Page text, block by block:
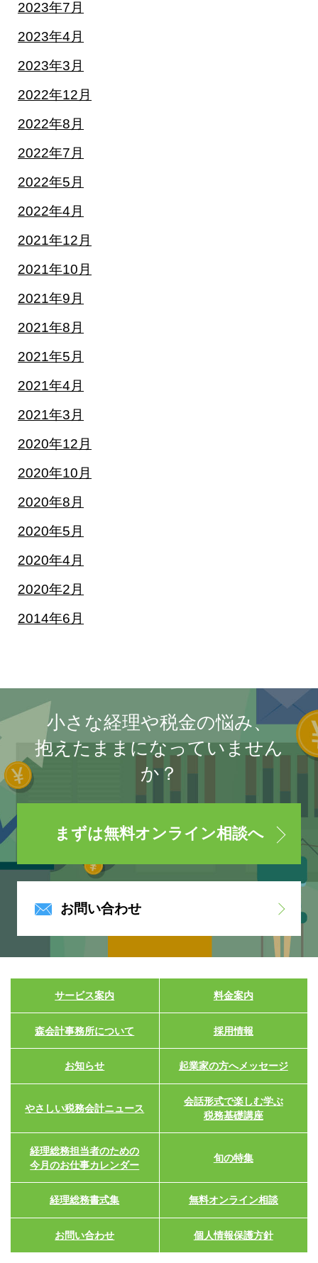
2023年7月
2023年4月
2023年3月
2022年12月
2022年8月
2022年7月
2022年5月
2022年4月
2021年12月
2021年10月
2021年9月
2021年8月
2021年5月
2021年4月
2021年3月
2020年12月
2020年10月
2020年8月
2020年5月
2020年4月
2020年2月
2014年6月
小さな経理や税金の悩み、
抱えたままになっていません
か？
まずは無料オンライン相談へ
お問い合わせ
サービス案内 料金案内
森会計事務所について 採用情報
お知らせ 起業家の方へメッセージ
やさしい税務会計ニュース
会話形式で楽しむ学ぶ
税務基礎講座
経理総務担当者のための
今月のお仕事カレンダー
旬の特集
経理総務書式集 無料オンライン相談
お問い合わせ 個人情報保護方針